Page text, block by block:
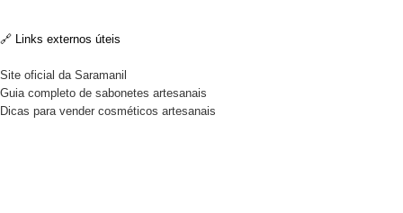
🔗 Links externos úteis
Site oficial da Saramanil
Guia completo de sabonetes artesanais
Dicas para vender cosméticos artesanais